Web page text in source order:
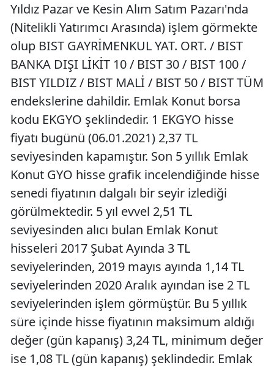
Yıldız Pazar ve Kesin Alım Satım Pazarı'nda
(Nitelikli Yatırımcı Arasında) işlem görmekte
olup BIST GAYRİMENKUL YAT. ORT. / BIST
BANKA DIŞI LİKİT 10 / BIST 30 / BIST 100 /
BIST YILDIZ / BIST MALİ / BIST 50 / BIST TÜM
endekslerine dahildir. Emlak Konut borsa
kodu EKGYO şeklindedir. 1 EKGYO hisse
fiyatı bugünü (06.01.2021) 2,37 TL
seviyesinden kapamıştır. Son 5 yıllık Emlak
Konut GYO hisse grafik incelendiğinde hisse
senedi fiyatının dalgalı bir seyir izlediği
görülmektedir. 5 yıl evvel 2,51 TL
seviyesinden alıcı bulan Emlak Konut
hisseleri 2017 Şubat Ayında 3 TL
seviyelerinden, 2019 mayıs ayında 1,14 TL
seviyelerinden 2020 Aralık ayından ise 2 TL
seviyelerinden işlem görmüştür. Bu 5 yıllık
süre içinde hisse fiyatının maksimum aldığı
değer (gün kapanış) 3,24 TL, minimum değer
ise 1,08 TL (gün kapanış) şeklindedir. Emlak